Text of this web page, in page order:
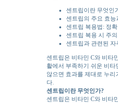
센트립이란 무엇인
센트립의 주요 효능
센트립 복용법: 정
센트립 복용 시 주
센트립과 관련된 자
센트립은 비타민 C와 비타
활에서 부족하기 쉬운 비
않으면 효과를 제대로 누
다.
센트립이란 무엇인가?
센트립은 비타민 C와 비타